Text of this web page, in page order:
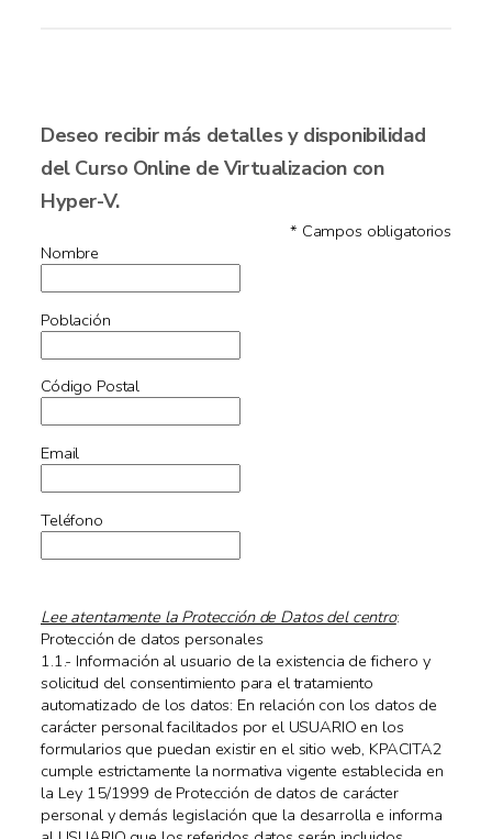
Deseo recibir más detalles y disponibilidad
del Curso Online de Virtualizacion con
Hyper-V.
* Campos obligatorios
Nombre
Población
Código Postal
Email
Teléfono
Lee atentamente la Protección de Datos del centro:
Protección de datos personales
1.1.- Información al usuario de la existencia de fichero y
solicitud del consentimiento para el tratamiento
automatizado de los datos: En relación con los datos de
carácter personal facilitados por el USUARIO en los
formularios que puedan existir en el sitio web, KPACITA2
cumple estrictamente la normativa vigente establecida en
la Ley 15/1999 de Protección de datos de carácter
personal y demás legislación que la desarrolla e informa